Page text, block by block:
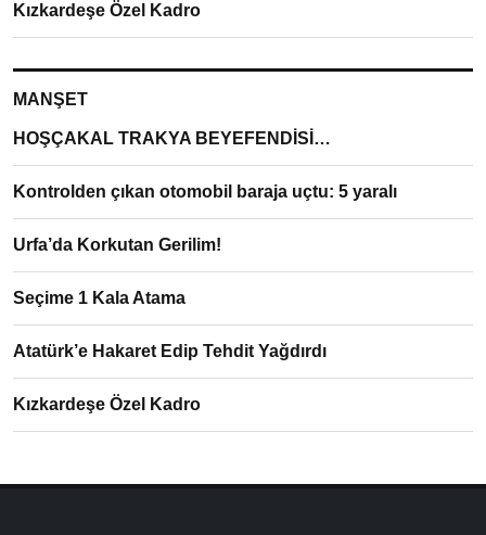
Kızkardeşe Özel Kadro
MANŞET
HOŞÇAKAL TRAKYA BEYEFENDİSİ…
Kontrolden çıkan otomobil baraja uçtu: 5 yaralı
Urfa’da Korkutan Gerilim!
Seçime 1 Kala Atama
Atatürk’e Hakaret Edip Tehdit Yağdırdı
Kızkardeşe Özel Kadro